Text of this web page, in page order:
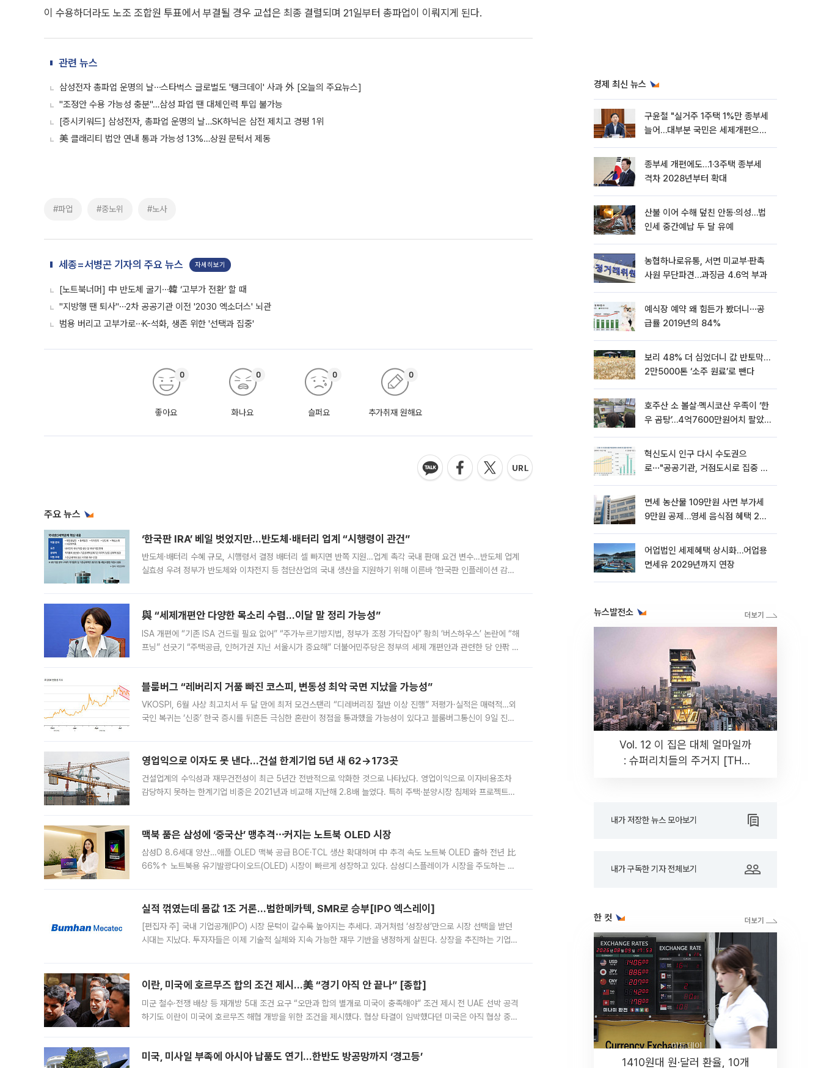
이 수용하더라도 노조 조합원 투표에서 부결될 경우 교섭은 최종 결렬되며 21일부터 총파업이 이뤄지게 된다.
관련 뉴스
삼성전자 총파업 운명의 날⋯스타벅스 글로벌도 '탱크데이' 사과 外 [오늘의 주요뉴스]
"조정안 수용 가능성 충분"…삼성 파업 땐 대체인력 투입 불가능
[증시키워드] 삼성전자, 총파업 운명의 날…SK하닉은 삼전 제치고 경평 1위
美 클래리티 법안 연내 통과 가능성 13%…상원 문턱서 제동
#파업 #중노위 #노사
세종=서병곤 기자의 주요 뉴스 자세히보기
[노트북너머] 中 반도체 굴기⋯韓 ‘고부가 전환’ 할 때
"지방행 땐 퇴사"⋯2차 공공기관 이전 '2030 엑소더스' 뇌관
범용 버리고 고부가로⋯K-석화, 생존 위한 '선택과 집중'
좋아요
0
화나요
0
슬퍼요
0
추가취재 원해요
0
주요 뉴스
‘한국판 IRA’ 베일 벗었지만…반도체·배터리 업계 “시행령이 관건”
반도체·배터리 수혜 규모, 시행령서 결정 배터리 셀 빠지면 반쪽 지원…업계 촉각 국내 판매 요건 변수…반도체 업계
실효성 우려 정부가 반도체와 이차전지 등 첨단산업의 국내 생산을 지원하기 위해 이른바 ‘한국판 인플레이션 감축
與 “세제개편안 다양한 목소리 수렴…이달 말 정리 가능성”
ISA 개편에 “기존 ISA 건드릴 필요 없어” “주가누르기방지법, 정부가 조정 가닥잡아” 황희 ‘버스하우스’ 논란에 “해
프닝” 선긋기 “주택공급, 인허가권 지닌 서울시가 중요해” 더불어민주당은 정부의 세제 개편안과 관련한 당 안팎 의
블룸버그 “레버리지 거품 빠진 코스피, 변동성 최악 국면 지났을 가능성”
VKOSPI, 6월 사상 최고치서 두 달 만에 최저 모건스탠리 “디레버리징 절반 이상 진행” 저평가·실적은 매력적…외
국인 복귀는 ‘신중’ 한국 증시를 뒤흔든 극심한 혼란이 정점을 통과했을 가능성이 있다고 블룸버그통신이 9일 진단
영업익으로 이자도 못 낸다…건설 한계기업 5년 새 62→173곳
건설업계의 수익성과 재무건전성이 최근 5년간 전반적으로 악화한 것으로 나타났다. 영업이익으로 이자비용조차
감당하지 못하는 한계기업 비중은 2021년과 비교해 지난해 2.8배 늘었다. 특히 주택·분양시장 침체와 프로젝트파
맥북 품은 삼성에 ‘중국산’ 맹추격⋯커지는 노트북 OLED 시장
삼성D 8.6세대 양산…애플 OLED 맥북 공급 BOE·TCL 생산 확대하며 中 추격 속도 노트북 OLED 출하 전년 比
66%↑ 노트북용 유기발광다이오드(OLED) 시장이 빠르게 성장하고 있다. 삼성디스플레이가 시장을 주도하는 가
실적 꺾였는데 몸값 1조 거론…범한메카텍, SMR로 승부[IPO 엑스레이]
[편집자 주] 국내 기업공개(IPO) 시장 문턱이 갈수록 높아지는 추세다. 과거처럼 ‘성장성’만으로 시장 선택을 받던
시대는 지났다. 투자자들은 이제 기술적 실체와 지속 가능한 재무 기반을 냉정하게 살핀다. 상장을 추진하는 기업들
이란, 미국에 호르무즈 합의 조건 제시…美 “경기 아직 안 끝나” [종합]
미군 철수·전쟁 배상 등 재개방 5대 조건 요구 “오만과 합의 별개로 미국이 충족해야” 조건 제시 전 UAE 선박 공격
하기도 이란이 미국에 호르무즈 해협 개방을 위한 조건을 제시했다. 협상 타결이 임박했다던 미국은 아직 협상 중이
미국, 미사일 부족에 아시아 납품도 연기…한반도 방공망까지 ‘경고등’
경제 최신 뉴스
구윤철 "실거주 1주택 1%만 종부세
늘어…대부분 국민은 세제개편으로
종부세 개편에도…1·3주택 종부세
격차 2028년부터 확대
산불 이어 수해 덮친 안동·의성…법
인세 중간예납 두 달 유예
농협하나로유통, 서면 미교부·판촉
사원 무단파견…과징금 4.6억 부과
예식장 예약 왜 힘든가 봤더니⋯공
급률 2019년의 84%
보리 48% 더 심었더니 값 반토막…
2만5000톤 ‘소주 원료’로 뺀다
호주산 소 볼살·멕시코산 우족이 ‘한
우 곰탕’…4억7600만원어치 팔았
혁신도시 인구 다시 수도권으
로⋯"공공기관, 거점도시로 집중 이
면세 농산물 109만원 사면 부가세
9만원 공제…영세 음식점 혜택 2년
어업법인 세제혜택 상시화…어업용
면세유 2029년까지 연장
뉴스발전소
Vol. 12 이 집은 대체 얼마일까
: 슈퍼리치들의 주거지 [THE
내가 저장한 뉴스 모아보기
내가 구독한 기자 전체보기
한 컷
1410원대 원·달러 환율, 10개